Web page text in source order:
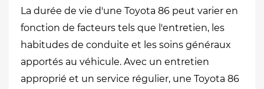
La durée de vie d'une Toyota 86 peut varier en
fonction de facteurs tels que l'entretien, les
habitudes de conduite et les soins généraux
apportés au véhicule. Avec un entretien
approprié et un service régulier, une Toyota 86